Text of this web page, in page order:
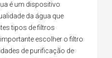
é um dispositivo
da água que
tipos de filtros
escolher o filtro
de purificação de